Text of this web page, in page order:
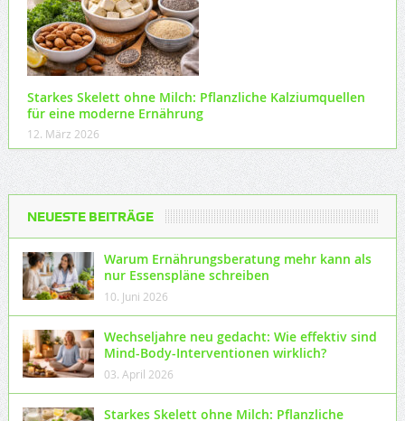
Starkes Skelett ohne Milch: Pflanzliche Kalziumquellen
für eine moderne Ernährung
12. März 2026
NEUESTE BEITRÄGE
Warum Ernährungsberatung mehr kann als
nur Essenspläne schreiben
10. Juni 2026
Wechseljahre neu gedacht: Wie effektiv sind
Mind-Body-Interventionen wirklich?
03. April 2026
Starkes Skelett ohne Milch: Pflanzliche